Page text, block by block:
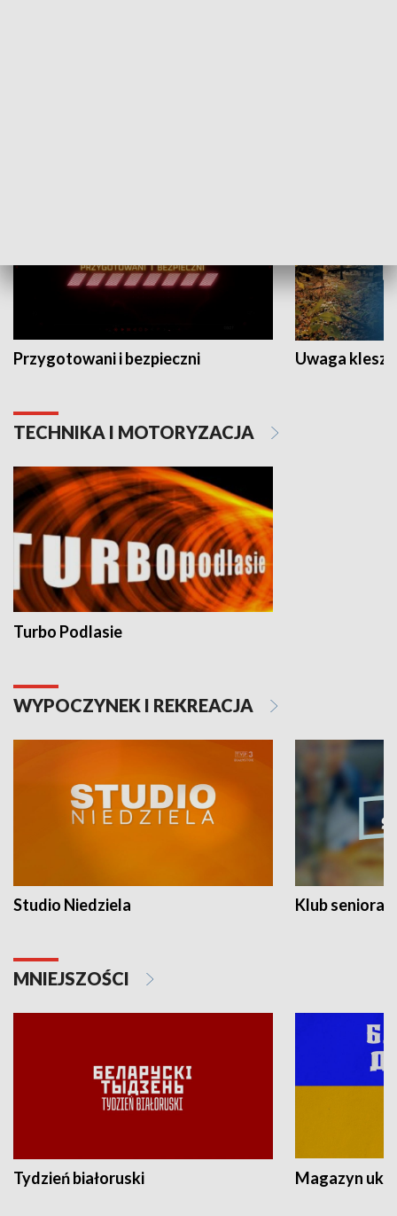
Przygotowani i bezpieczni Uwaga
TECHNIKA I MOTORYZACJA
Turbo Podlasie
WYPOCZYNEK I REKREACJA
Studio Niedziela Klub seniora
MNIEJSZOŚCI
Tydzień białoruski Magazyn